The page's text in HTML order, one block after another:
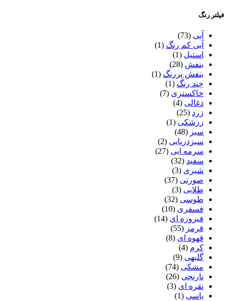
فیلتر رنگ
آبی (73)
آبی کم رنگ (1)
استیل (1)
بنفش (28)
بنفش پررنگ (1)
چند رنگ (1)
خاکستری (7)
ذغالی (4)
زرد (25)
زرشکی (1)
سبز (48)
سبزدریایی (2)
سرمه ایی (27)
سفید (32)
شیری (3)
صورتی (37)
طلایی (3)
طوسی (32)
فسفری (10)
فیروزه ای (14)
قرمز (55)
قهوه ای (8)
کرم (4)
گلبهی (9)
مشکی (74)
نارنجی (26)
نقره ای (3)
یاسی (1)